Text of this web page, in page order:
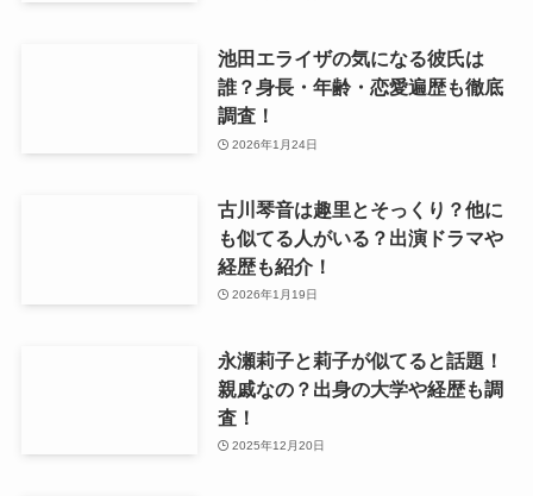
池田エライザの気になる彼氏は
誰？身長・年齢・恋愛遍歴も徹底
調査！
2026年1月24日
古川琴音は趣里とそっくり？他に
も似てる人がいる？出演ドラマや
経歴も紹介！
2026年1月19日
永瀬莉子と莉子が似てると話題！
親戚なの？出身の大学や経歴も調
査！
2025年12月20日